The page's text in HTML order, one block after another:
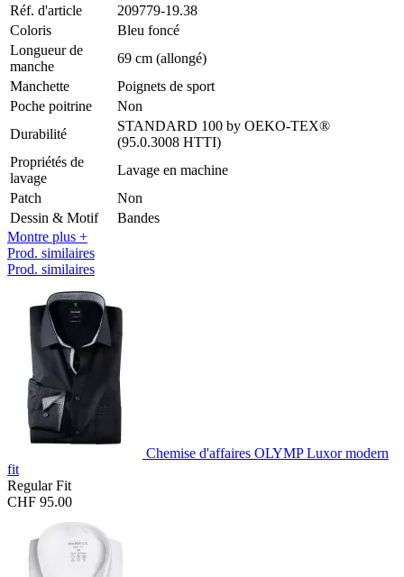
Réf. d'article
209779-19.38
Coloris
Bleu foncé
Longueur de
manche
69 cm (allongé)
Manchette
Poignets de sport
Poche poitrine
Non
Durabilité
STANDARD 100 by OEKO-TEX®
(95.0.3008 HTTI)
Propriétés de
lavage
Lavage en machine
Patch
Non
Dessin & Motif
Bandes
Montre plus +
Prod. similaires
Prod. similaires
Chemise d'affaires OLYMP Luxor modern
fit
Regular Fit
CHF 95.00